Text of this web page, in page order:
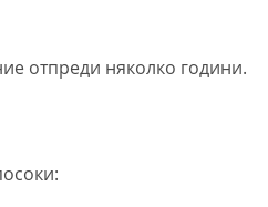
отпреди няколко години.